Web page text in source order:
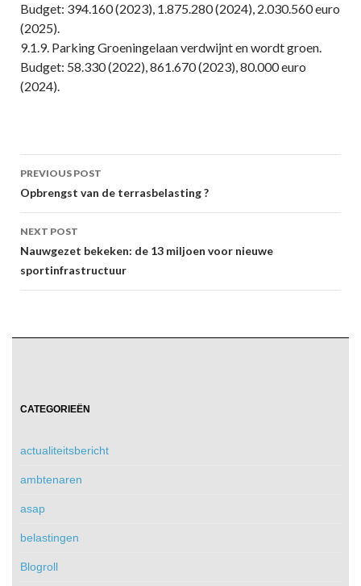
Budget: 394.160 (2023), 1.875.280 (2024), 2.030.560 euro
(2025).
9.1.9. Parking Groeningelaan verdwijnt en wordt groen.
Budget: 58.330 (2022), 861.670 (2023), 80.000 euro
(2024).
Post
navigation
PREVIOUS POST
Opbrengst van de terrasbelasting ?
NEXT POST
Nauwgezet bekeken: de 13 miljoen voor nieuwe
sportinfrastructuur
CATEGORIEËN
actualiteitsbericht
ambtenaren
asap
belastingen
Blogroll